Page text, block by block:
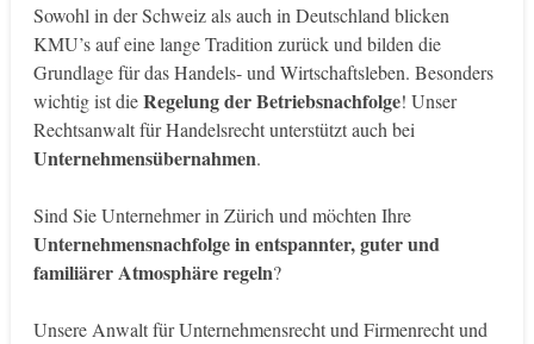
Sowohl in der Schweiz als auch in Deutschland blicken
KMU’s auf eine lange Tradition zurück und bilden die
Grundlage für das Handels- und Wirtschaftsleben. Besonders
wichtig ist dieRegelung der Betriebsnachfolge! Unser
Rechtsanwalt für Handelsrecht unterstützt auch bei
Unternehmensübernahmen.
Sind Sie Unternehmer in Zürich und möchten Ihre
Unternehmensnachfolge in entspannter, guter und
familiärer Atmosphäre regeln?
Unsere Anwalt für Unternehmensrecht und Firmenrecht und